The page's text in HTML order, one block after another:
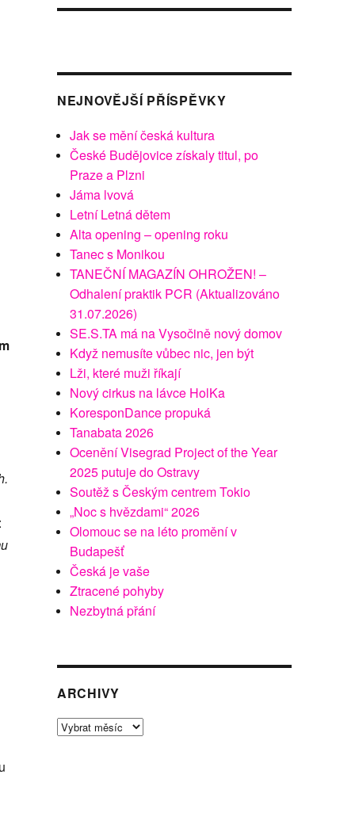
NEJNOVĚJŠÍ PŘÍSPĚVKY
Jak se mění česká kultura
České Budějovice získaly titul, po
Praze a Plzni
Jáma lvová
Letní Letná dětem
Alta opening – opening roku
Tanec s Monikou
TANEČNÍ MAGAZÍN OHROŽEN! –
Odhalení praktik PCR (Aktualizováno
31.07.2026)
SE.S.TA má na Vysočině nový domov
Když nemusíte vůbec nic, jen být
Lži, které muži říkají
Nový cirkus na lávce HolKa
KoresponDance propuká
Tanabata 2026
Ocenění Visegrad Project of the Year
2025 putuje do Ostravy
Soutěž s Českým centrem Tokio
„Noc s hvězdami“ 2026
Olomouc se na léto promění v
Budapešť
Česká je vaše
Ztracené pohyby
Nezbytná přání
ARCHIVY
Archivy